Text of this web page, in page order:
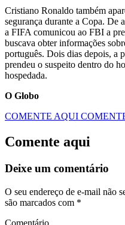
Cristiano Ronaldo também
segurança durante a Copa. De
a FIFA comunicou ao FBI a
buscava obter informações
português. Dois dias depois, a
prendeu o suspeito dentro do
hospedada.
O Globo
COMENTE AQUI
Comente aqui
Deixe um comentário
O seu endereço de e-mail não
são marcados com *
Comentário